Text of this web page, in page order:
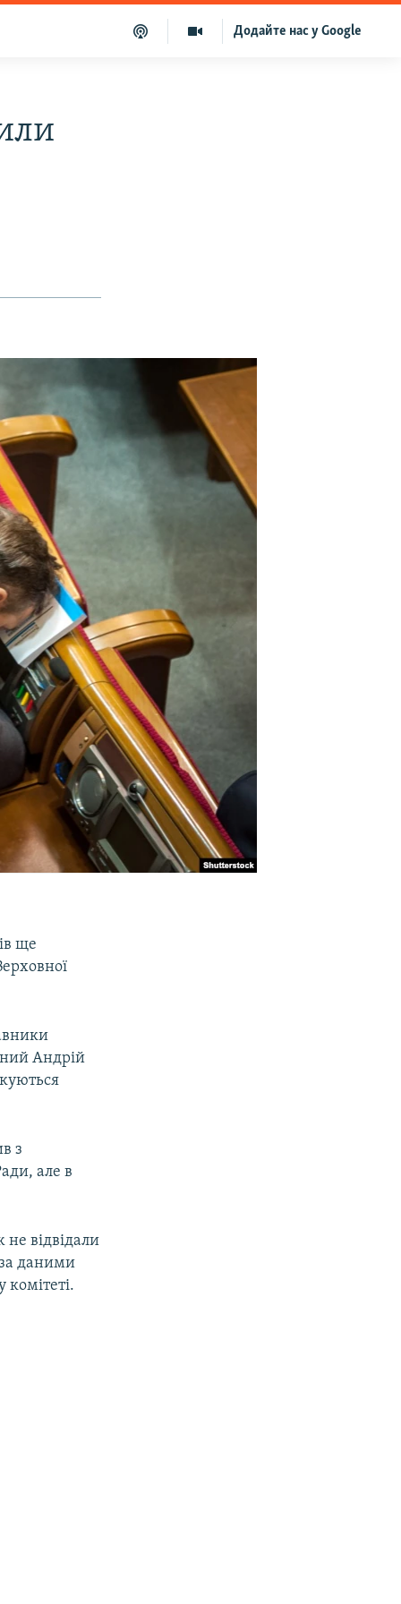
Додайте нас у Google
ще
Андрій
з
але в
не відвідали
даними
комітеті.